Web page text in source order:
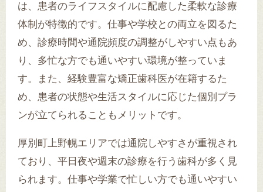
は、患者のライフスタイルに配慮した柔軟な診療
体制が特徴的です。仕事や学校との両立を図るた
め、診療時間や通院頻度の調整がしやすい点もあ
り、多忙な方でも通いやすい環境が整っていま
す。また、経験豊富な矯正歯科医が在籍するた
め、患者の状態や生活スタイルに応じた個別プラ
ンが立てられることもメリットです。
厚別町上野幌エリアでは通院しやすさが重視され
ており、平日夜や週末の診療を行う歯科が多く見
られます。仕事や学業で忙しい方でも通いやすい